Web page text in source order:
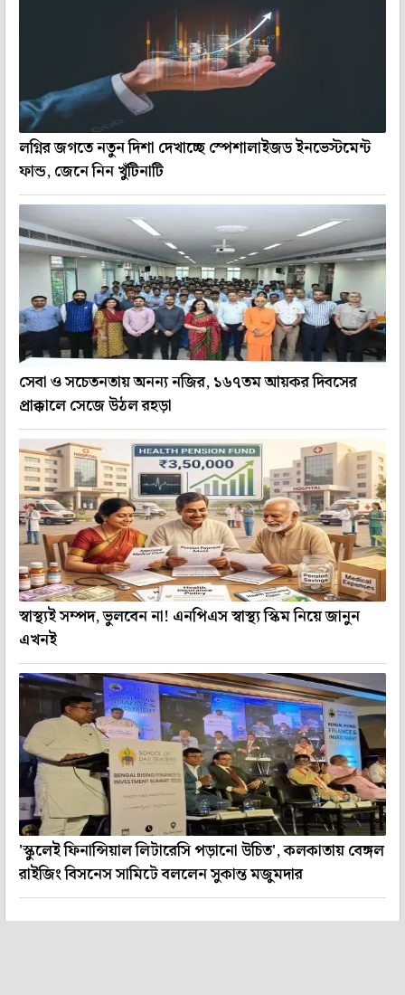
লগ্নির জগতে নতুন দিশা দেখাচ্ছে স্পেশালাইজড ইনভেস্টমেন্ট
ফান্ড, জেনে নিন খুঁটিনাটি
সেবা ও সচেতনতায় অনন্য নজির, ১৬৭তম আয়কর দিবসের
প্রাক্কালে সেজে উঠল রহড়া
স্বাস্থ্যই সম্পদ, ভুলবেন না! এনপিএস স্বাস্থ্য স্কিম নিয়ে জানুন
এখনই
'স্কুলেই ফিনান্সিয়াল লিটারেসি পড়ানো উচিত', কলকাতায় বেঙ্গল
রাইজিং বিসনেস সামিটে বললেন সুকান্ত মজুমদার